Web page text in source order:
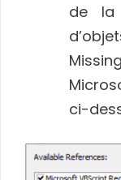
de la
ci-